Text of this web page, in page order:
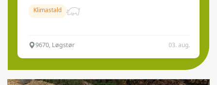
Klimastald
9670, Løgstør 03. aug.